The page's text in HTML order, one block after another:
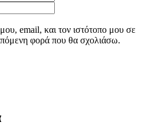
email, και τον ιστότοπο μου σε
φορά που θα σχολιάσω.